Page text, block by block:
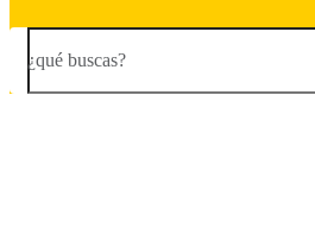
¿qué buscas?